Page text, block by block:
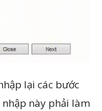
lại các bước
này phải làm